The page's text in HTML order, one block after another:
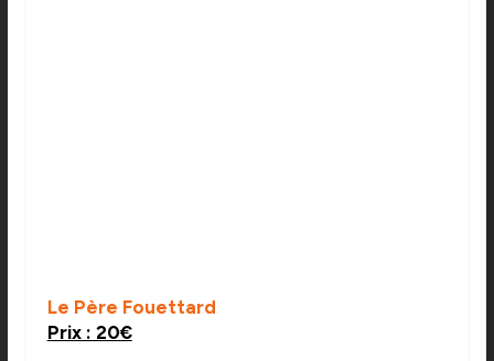
Le Père Fouettard
Prix : 20€